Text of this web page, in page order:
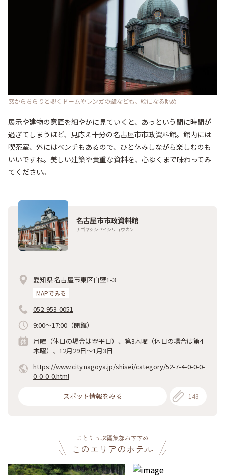
窓からちらりと覗くドームやレンガの壁なども、絵になる眺め
展示や建物の意匠を細やかに見ていくと、あっという間に時間が
過ぎてしまうほど、見応え十分の名古屋市市政資料館。館内には
喫茶室、外にはベンチもあるので、ひと休みしながら楽しむのも
いいですね。美しい建築や貴重な資料を、心ゆくまで味わってみ
てください。
名古屋市市政資料館
ナゴヤシシセイシリョウカン
愛知県 名古屋市東区白壁1-3
MAPでみる
052-953-0051
9:00～17:00（閉館）
月曜（休日の場合は翌平日）、第3木曜（休日の場合は第4
木曜）、12月29日～1月3日
https://www.city.nagoya.jp/shisei/category/52-7-4-0-0-0-
0-0-0-0.html
スポット情報をみる 143
ことりっぷ編集部おすすめ
このエリアのホテル